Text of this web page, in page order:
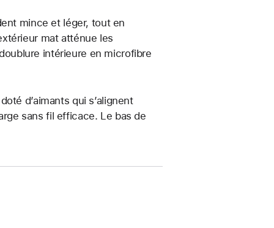
mince et léger, tout en
mat atténue les
intérieure en microfibre
d’aimants qui s’alignent
sans fil efficace. Le bas de